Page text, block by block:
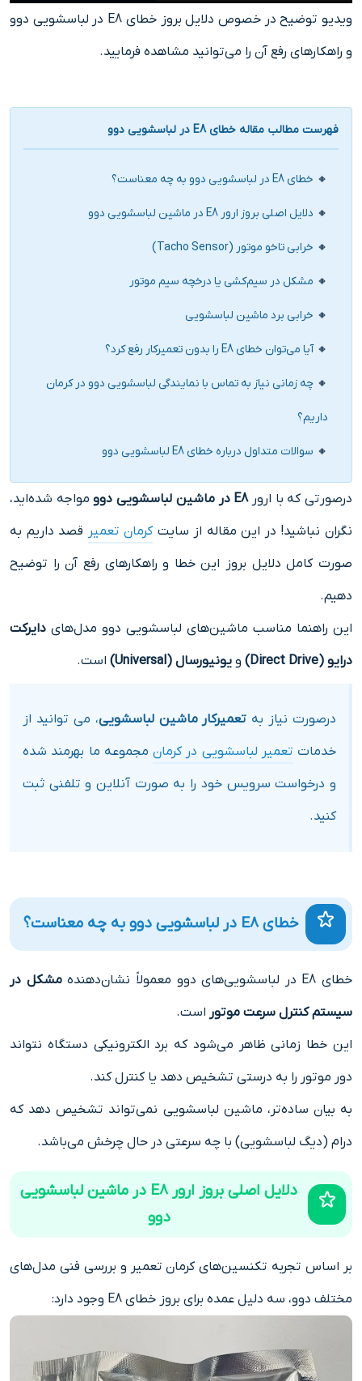
ویدیو توضیح در خصوص دلایل بروز خطای E8 در لباسشویی دوو
و راهکارهای رفع آن را می‌توانید مشاهده فرمایید.
فهرست مطالب مقاله خطای E8 در لباسشویی دوو
خطای E8 در لباسشویی دوو به چه معناست؟
دلایل اصلی بروز ارور E8 در ماشین لباسشویی دوو
خرابی تاخو موتور (Tacho Sensor)
مشکل در سیم‌کشی یا درخچه سیم موتور
خرابی برد ماشین لباسشویی
آیا می‌توان خطای E8 را بدون تعمیرکار رفع کرد؟
چه زمانی نیاز به تماس با نمایندگی لباسشویی دوو در کرمان
داریم؟
سوالات متداول درباره خطای E8 لباسشویی دوو
درصورتی که با ارورE8 در ماشین لباسشویی دوو
مواجه شده‌اید،
نگران نباشید! در این مقاله از سایتکرمان تعمیر قصد داریم به
صورت کامل دلایل بروز این خطا و راهکارهای رفع آن را توضیح
دهیم.
این راهنما مناسب ماشین‌های لباسشویی دوو مدل‌های دایرکت
درایو (Direct Drive)
و یونیورسال (Universal) است.
درصورت نیاز به تعمیرکار ماشین لباسشویی، می توانید از
خدمات تعمیر لباسشویی در کرمان مجموعه ما بهرمند شده
و درخواست سرویس خود را به صورت آنلاین و تلفنی ثبت
کنید.
خطای E8 در لباسشویی دوو به چه معناست؟
خطای E8 در لباسشویی‌های دوو معمولاً نشان‌دهنده
مشکل در
سیستم کنترل سرعت موتور است.
این خطا زمانی ظاهر می‌شود که برد الکترونیکی دستگاه نتواند
دور موتور را به درستی تشخیص دهد یا کنترل کند.
به بیان ساده‌تر، ماشین لباسشویی نمی‌تواند تشخیص دهد که
درام (دیگ لباسشویی) با چه سرعتی در حال چرخش می‌باشد.
دلایل اصلی بروز ارور E8 در ماشین لباسشویی
دوو
بر اساس تجربه تکنسین‌های کرمان تعمیر و بررسی فنی مدل‌های
مختلف دوو، سه دلیل عمده برای بروز خطای E8 وجود دارد: